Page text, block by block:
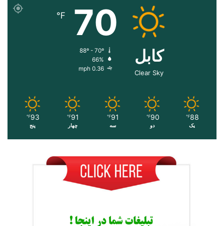
کابل
Clear Sky
70
℉
66%
0.36 mph
88
℉
یک
90
℉
دو
91
℉
سه
91
℉
چهار
93
℉
پنج